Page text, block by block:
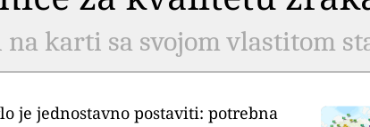
na karti sa svojom vlastitom
je jednostavno postaviti: potrebna